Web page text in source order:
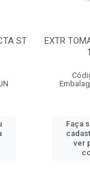
ST
EXTR
Faça
ver